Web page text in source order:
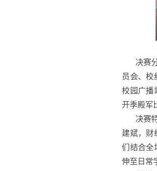
决赛
员会、校
校园广播
开季殿军
决赛
建斌，财
们结合全
伸至日常